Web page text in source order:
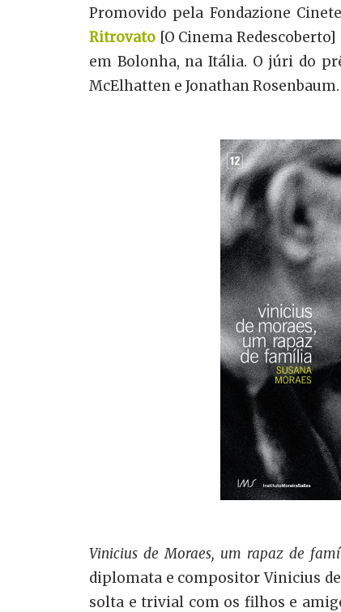
Promovido pela Fondazione
Ritrovato [O Cinema
em Bolonha, na Itália. O júri do
McElhatten e Jonathan Rosenbaum.
Vinicius de Moraes, um rapaz de
diplomata e compositor Vinicius
solta e trivial com os filhos e